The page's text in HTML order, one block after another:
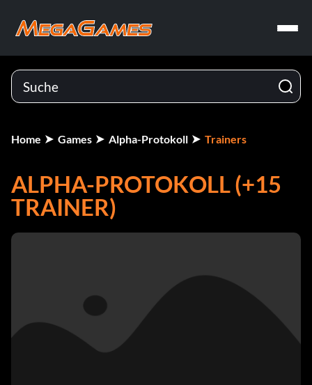
Home Games Alpha-Protokoll Trainers
ALPHA-PROTOKOLL (+15
TRAINER)